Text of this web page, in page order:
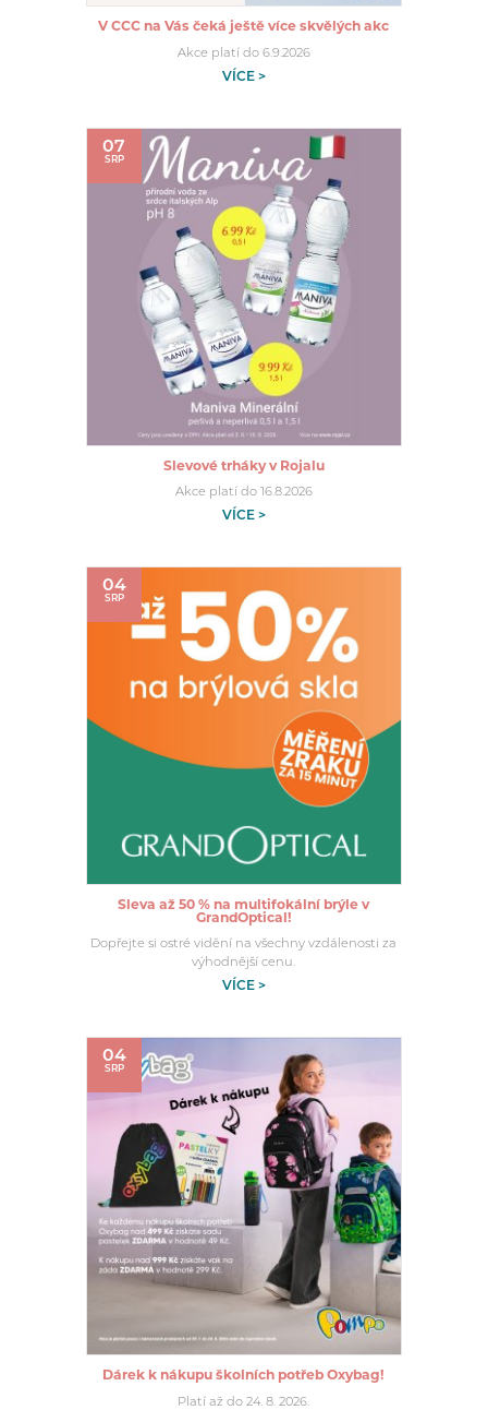
V CCC na Vás čeká ještě více skvělých akc
Akce platí do 6.9.2026
VÍCE >
07
SRP
Slevové trháky v Rojalu
Akce platí do 16.8.2026
VÍCE >
04
SRP
Sleva až 50 % na multifokální brýle v
GrandOptical!
Dopřejte si ostré vidění na všechny vzdálenosti za
výhodnější cenu.
VÍCE >
04
SRP
Dárek k nákupu školních potřeb Oxybag!
Platí až do 24. 8. 2026.